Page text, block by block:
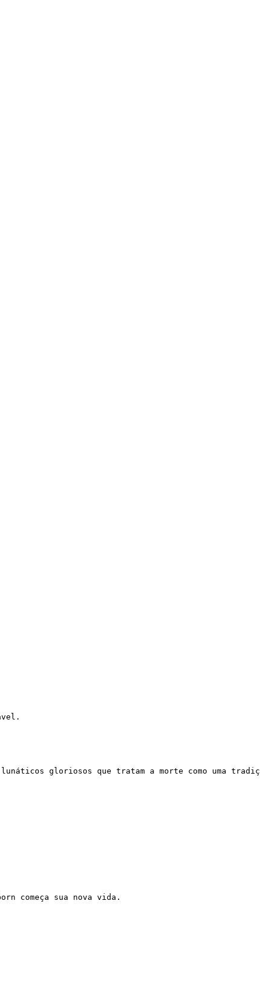
lunáticos gloriosos que tratam a morte como uma
começa sua nova vida.